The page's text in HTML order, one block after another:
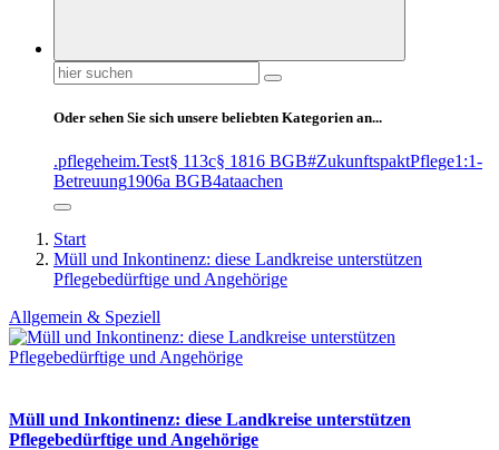
Suchen
nach:
Oder sehen Sie sich unsere beliebten Kategorien an...
.pflegeheim.Test§ 113c§ 1816 BGB#ZukunftspaktPflege1:1-
Betreuung1906a BGB4ataachen
Start
Müll und Inkontinenz: diese Landkreise unterstützen
Pflegebedürftige und Angehörige
Allgemein & Speziell
Müll und Inkontinenz: diese Landkreise unterstützen
Pflegebedürftige und Angehörige